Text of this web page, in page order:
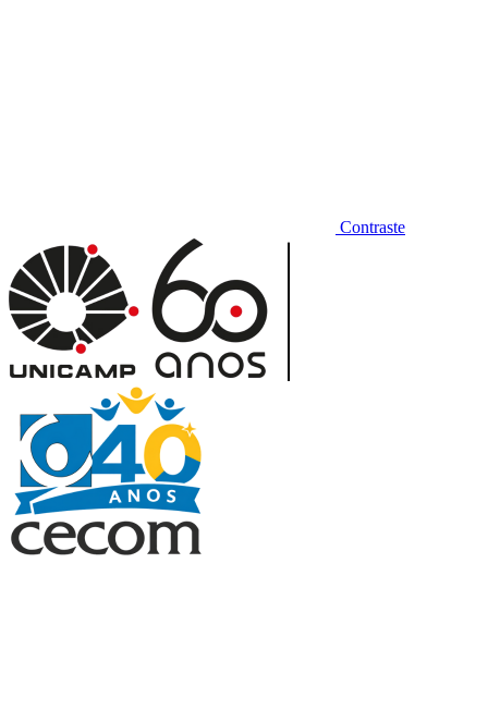
Contraste